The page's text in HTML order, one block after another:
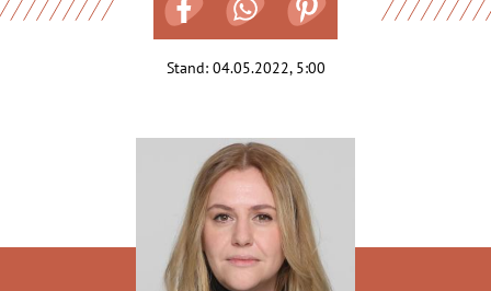
Stand: 04.05.2022, 5:00